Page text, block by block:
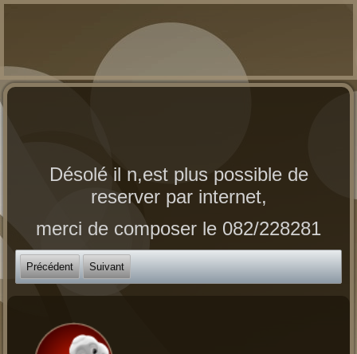
Désolé il n,est plus possible de
reserver par internet,
merci de composer le 082/228281
Précédent Suivant